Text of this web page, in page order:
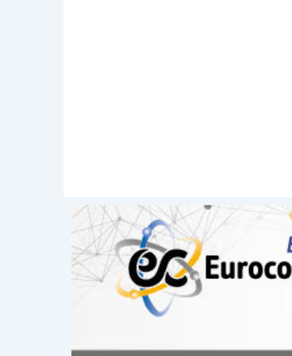
rispetto dal +1.0% del
valore che rassicura molti
mensile contro il -0.3% di
Newsflow societario
Europa